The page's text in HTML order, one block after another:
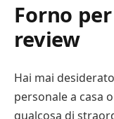
Forno
review
Hai mai
personale a casa
qualcosa di